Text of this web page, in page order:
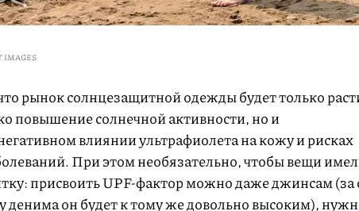
IMAGES
рынок солнцезащитной одежды будет только
повышение солнечной активности, но и
влиянии ультрафиолета на кожу и рисках
При этом необязательно, чтобы вещи
присвоить UPF-фактор можно даже джинсам (за
денима он будет к тому же довольно высоким),